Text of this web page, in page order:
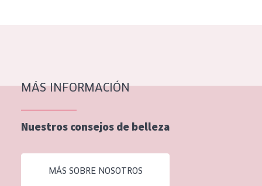
Piel normal y seca
Piel mixata o grasa
Piel madura
Piel expuesta al sol
Piel menopáusica
MÁS INFORMACIÓN
Nuestros consejos de belleza
MÁS SOBRE NOSOTROS